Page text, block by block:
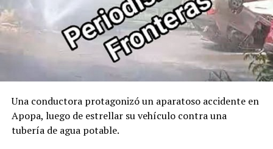
X
Una conductora protagonizó un aparatoso accidente en
Apopa, luego de estrellar su vehículo contra una
tubería de agua potable.